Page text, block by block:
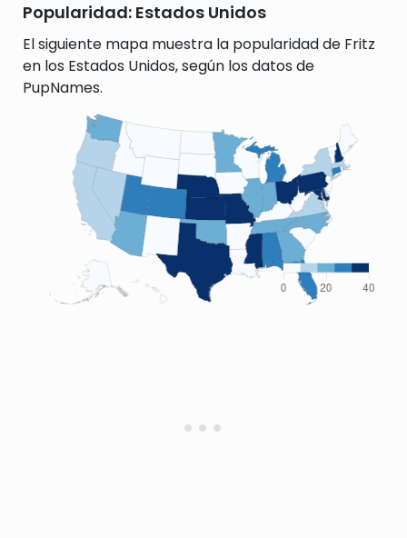
Popularidad: Estados Unidos
El siguiente mapa muestra la popularidad de Fritz
en los Estados Unidos, según los datos de
PupNames.